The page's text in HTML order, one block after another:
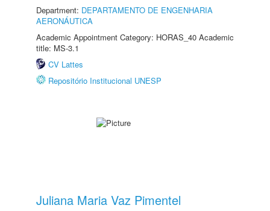
Department: DEPARTAMENTO DE ENGENHARIA
AERONÁUTICA
Academic Appointment Category: HORAS_40 Academic
title: MS-3.1
CV Lattes
Repositório Institucional UNESP
Juliana Maria Vaz Pimentel